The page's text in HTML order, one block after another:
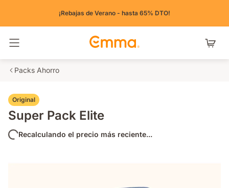
¡Rebajas de Verano - hasta 65% DTO!
Packs Ahorro
Original
Super Pack Elite
Recalculando el precio más reciente...